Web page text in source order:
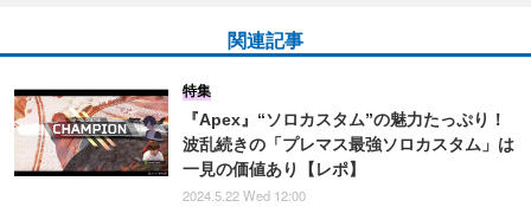
関連記事
『Apex』“ソロカスタム”の魅力たっぷり！
波乱続きの「プレマス最強ソロカスタム」は
一見の価値あり【レポ】
特集
2024.5.22 Wed 12:00